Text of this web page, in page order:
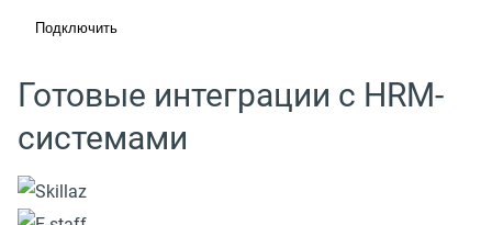
Подключить
Готовые интеграции с HRM-
системами